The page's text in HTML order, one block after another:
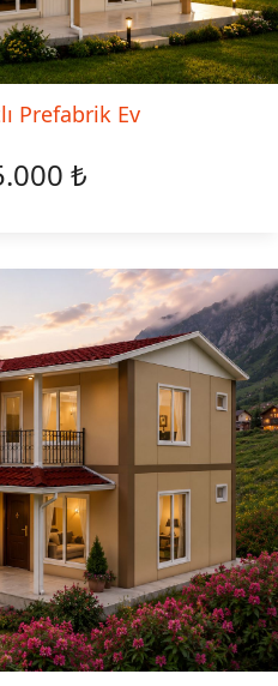
Prefabrik Ev
₺